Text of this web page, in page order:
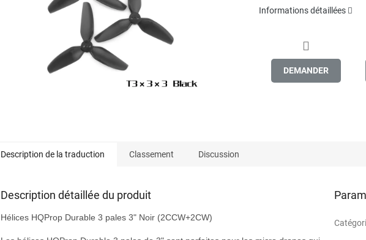
Informations détaillées
DEMANDER
Description de la traduction Classement Discussion
Description détaillée du produit
Hélices HQProp Durable 3 pales 3" Noir (2CCW+2CW)